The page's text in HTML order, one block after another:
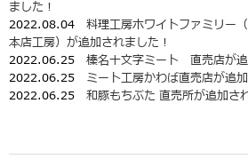
ました！
2022.08.04 料理工房ホワイトファミリー
本店工房）が追加されました！
2022.06.25 榛名十文字ミート 直売店が追
2022.06.25 ミート工房かわば直売店が追
2022.06.25 和豚もちぶた 直売所が追加さ